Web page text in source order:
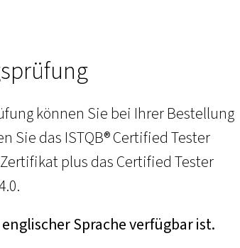
können Sie bei Ihrer Bestellung
Sie das ISTQB® Certified Tester
plus das Certified Tester
Sprache verfügbar ist.